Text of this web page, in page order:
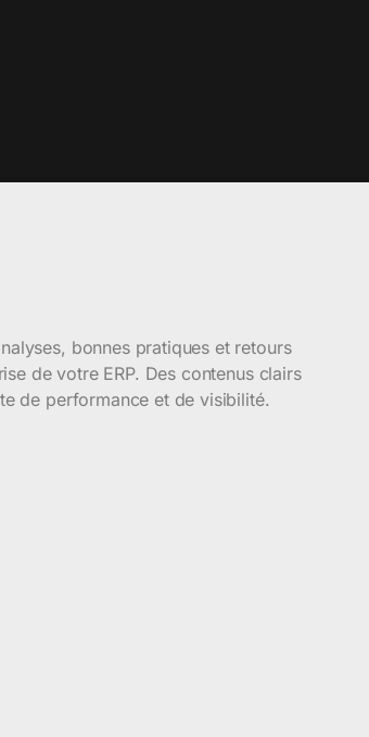
bonnes pratiques et retours
de votre ERP. Des contenus clairs
de performance et de visibilité.